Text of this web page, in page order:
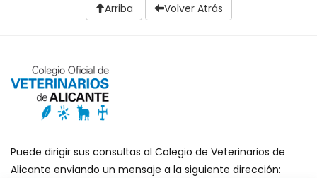
Arriba Volver Atrás
Puede dirigir sus consultas al Colegio de Veterinarios de
Alicante enviando un mensaje a la siguiente dirección: